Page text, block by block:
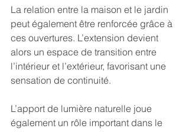
La relation entre la maison et le jardin
peut également être renforcée grâce à
ces ouvertures. L’extension devient
alors un espace de transition entre
l’intérieur et l’extérieur, favorisant une
sensation de continuité.
L’apport de lumière naturelle joue
également un rôle important dans le